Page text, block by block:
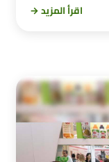
اقرأ المزيد →